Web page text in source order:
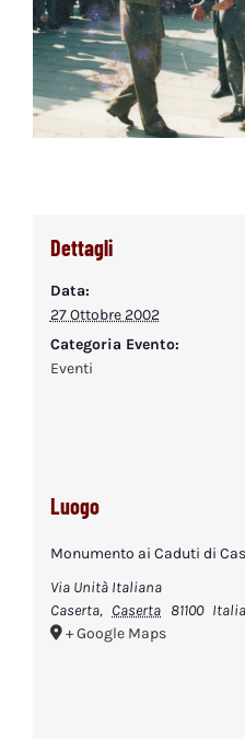
Dettagli
Data:
27 Ottobre 2002
Categoria Evento:
Eventi
Luogo
Monumento ai Caduti di
Via Unità Italiana
Caserta, Caserta 81100 Italia
+ Google Maps